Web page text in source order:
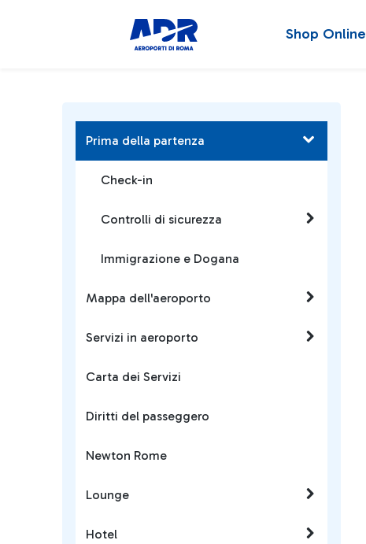
Shop Online
Prima della partenza
Check-in
Controlli di sicurezza
Immigrazione e Dogana
Mappa dell'aeroporto
Servizi in aeroporto
Carta dei Servizi
Diritti del passeggero
Newton Rome
Lounge
Hotel